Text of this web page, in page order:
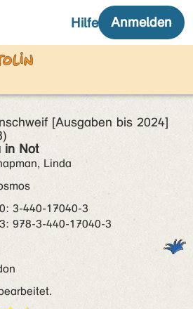
[Ausgaben bis 2024]
in Not
Linda
3-440-17040-3
978-3-440-17040-3